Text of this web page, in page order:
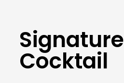
Signature
Cocktail